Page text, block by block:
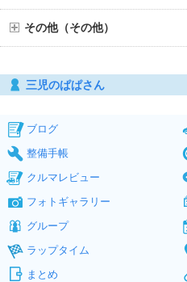
その他（その他）
三児のぱぱさん
ブログ
整備手帳
クルマレビュー
フォトギャラリー
グループ
ラップタイム
まとめ